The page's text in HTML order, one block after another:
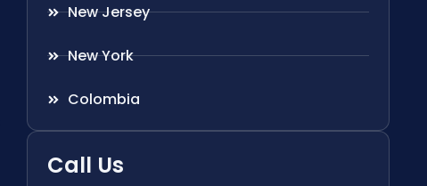
New Jersey
New York
Colombia
Call Us